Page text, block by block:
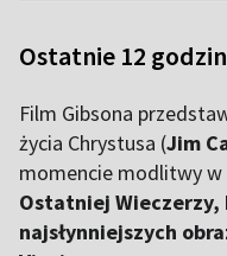
Ostatnie 12
Film Gibsona
życia Chrystusa (Jim
momencie modlitwy
Ostatniej Wieczerzy,
najsłynniejszych